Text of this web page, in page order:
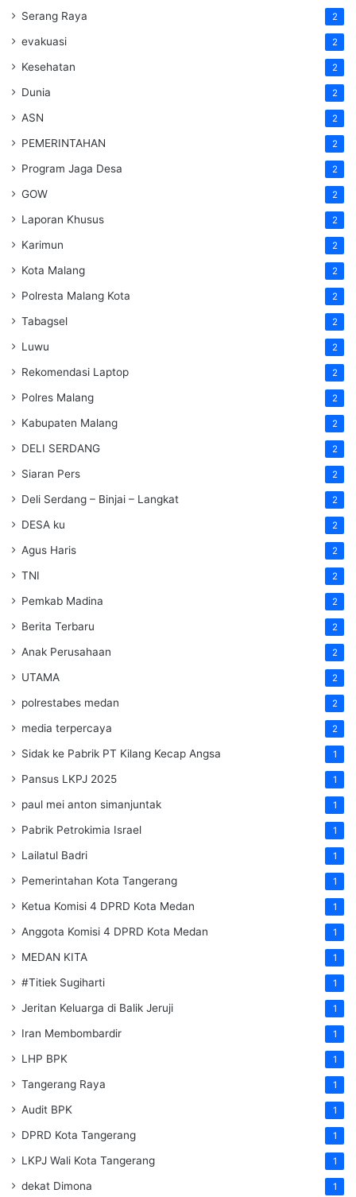
Serang Raya 2
evakuasi 2
Kesehatan 2
Dunia 2
ASN 2
PEMERINTAHAN 2
Program Jaga Desa 2
GOW 2
Laporan Khusus 2
Karimun 2
Kota Malang 2
Polresta Malang Kota 2
Tabagsel 2
Luwu 2
Rekomendasi Laptop 2
Polres Malang 2
Kabupaten Malang 2
DELI SERDANG 2
Siaran Pers 2
Deli Serdang – Binjai – Langkat 2
DESA ku 2
Agus Haris 2
TNI 2
Pemkab Madina 2
Berita Terbaru 2
Anak Perusahaan 2
UTAMA 2
polrestabes medan 2
media terpercaya 2
Sidak ke Pabrik PT Kilang Kecap Angsa 1
Pansus LKPJ 2025 1
paul mei anton simanjuntak 1
Pabrik Petrokimia Israel 1
Lailatul Badri 1
Pemerintahan Kota Tangerang 1
Ketua Komisi 4 DPRD Kota Medan 1
Anggota Komisi 4 DPRD Kota Medan 1
MEDAN KITA 1
#Titiek Sugiharti 1
Jeritan Keluarga di Balik Jeruji 1
Iran Membombardir 1
LHP BPK 1
Tangerang Raya 1
Audit BPK 1
DPRD Kota Tangerang 1
LKPJ Wali Kota Tangerang 1
dekat Dimona 1